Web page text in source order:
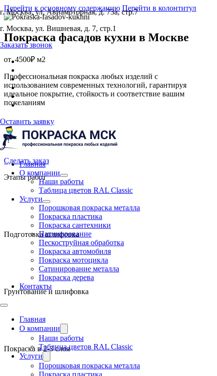
Перейти к основному содержанию Перейти в колонтитул
г. Москва, ул. Авиамоторная, д. 73а, стр.7
г. Москва, ул. Вишневая, д. 7, стр.1
Заказать звонок
Оставить заявку
Главная
О компании
Наши работы
Таблица цветов RAL Classic
Услуги
Порошковая покраска металла
Покраска пластика
Покраска сантехники
Патинирование
Пескоструйная обработка
Покраска автомобиля
Покраска мотоцикла
Сатинирование металла
Покраска дерева
Контакты
Главная
О компании
Наши работы
Таблица цветов RAL Classic
Услуги
Порошковая покраска металла
Покраска пластика
Покраска фасадов кухни в Москве
от 4500₽ м2
Профессиональная покраска любых изделий с
использованием современных технологий, гарантируя
идеальное покрытие, стойкость и соответствие вашим
пожеланиям
Сделать заказ
Этапы работ
Подготовка шлифовка
Грунтование и шлифовка
Покраска в 2-3 слоя